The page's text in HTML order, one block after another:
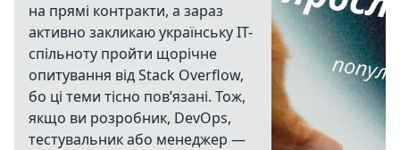
на прямі контракти, а зараз
активно закликаю українську IT-
спільноту пройти щорічне
опитування від Stack Overflow,
бо ці теми тісно пов’язані. Тож,
якщо ви розробник, DevOps,
тестувальник або менеджер —